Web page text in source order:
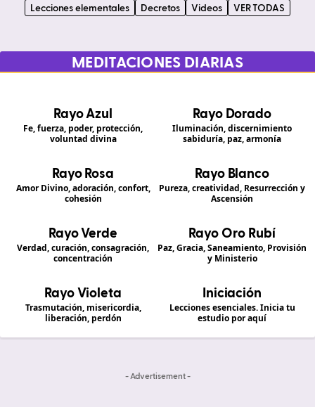
Lecciones elementales Decretos Videos VER TODAS
MEDITACIONES DIARIAS
Rayo Azul
Fe, fuerza, poder, protección,
voluntad divina
Rayo Dorado
Iluminación, discernimiento
sabiduría, paz, armonía
Rayo Rosa
Amor Divino, adoración, confort,
cohesión
Rayo Blanco
Pureza, creatividad, Resurrección y
Ascensión
Rayo Verde
Verdad, curación, consagración,
concentración
Rayo Oro Rubí
Paz, Gracia, Saneamiento, Provisión
y Ministerio
Rayo Violeta
Trasmutación, misericordia,
liberación, perdón
Iniciación
Lecciones esenciales. Inicia tu
estudio por aquí
- Advertisement -